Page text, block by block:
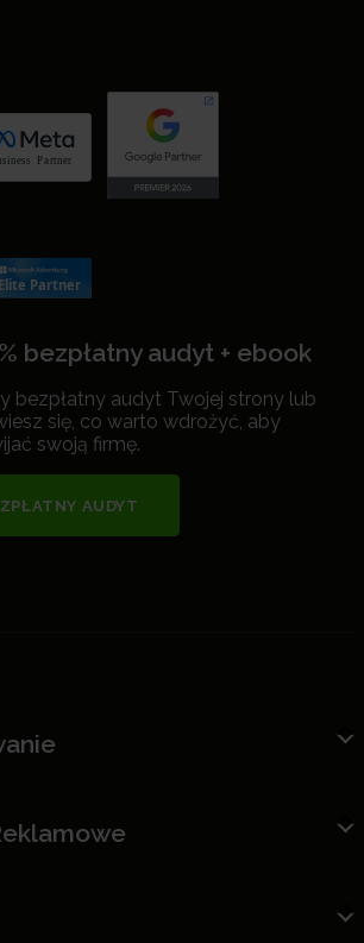
bezpłatny audyt + ebook
bezpłatny audyt Twojej strony lub
się, co warto wdrożyć, aby
swoją firmę.
AUDYT